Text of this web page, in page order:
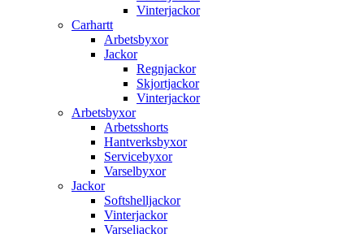
Vinterjackor
Carhartt
Arbetsbyxor
Jackor
Regnjackor
Skjortjackor
Vinterjackor
Arbetsbyxor
Arbetsshorts
Hantverksbyxor
Servicebyxor
Varselbyxor
Jackor
Softshelljackor
Vinterjackor
Varseljackor